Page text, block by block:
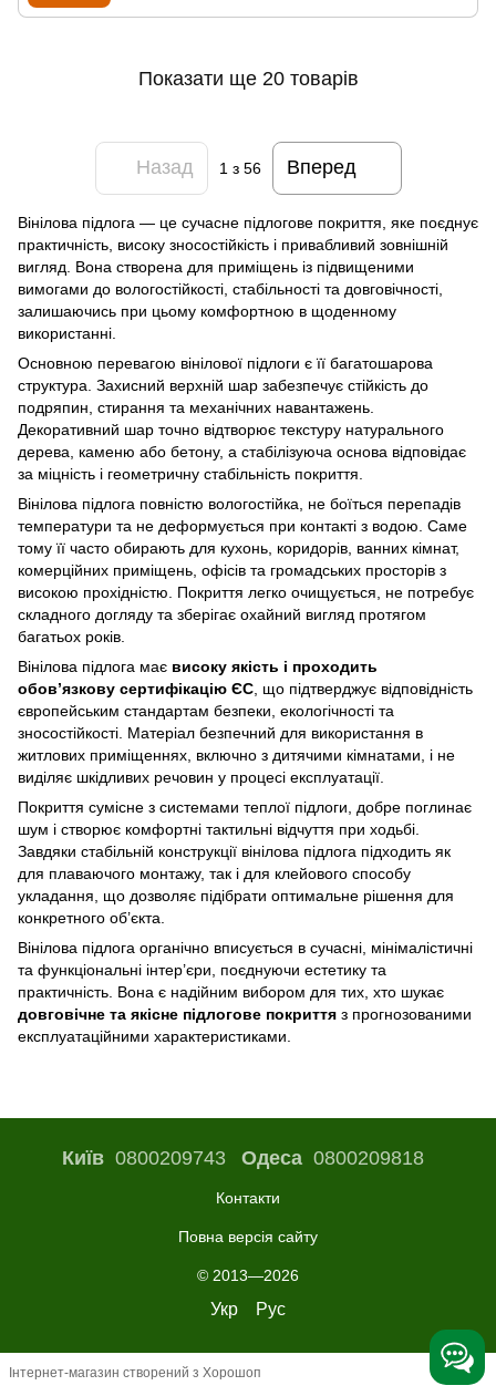
Показати ще 20 товарів
Назад 1 з 56 Вперед
Вінілова підлога — це сучасне підлогове покриття, яке поєднує
практичність, високу зносостійкість і привабливий зовнішній
вигляд. Вона створена для приміщень із підвищеними
вимогами до вологостійкості, стабільності та довговічності,
залишаючись при цьому комфортною в щоденному
використанні.
Основною перевагою вінілової підлоги є її багатошарова
структура. Захисний верхній шар забезпечує стійкість до
подряпин, стирання та механічних навантажень.
Декоративний шар точно відтворює текстуру натурального
дерева, каменю або бетону, а стабілізуюча основа відповідає
за міцність і геометричну стабільність покриття.
Вінілова підлога повністю вологостійка, не боїться перепадів
температури та не деформується при контакті з водою. Саме
тому її часто обирають для кухонь, коридорів, ванних кімнат,
комерційних приміщень, офісів та громадських просторів з
високою прохідністю. Покриття легко очищується, не потребує
складного догляду та зберігає охайний вигляд протягом
багатьох років.
Вінілова підлога має високу якість і проходить
обов’язкову сертифікацію ЄС , що підтверджує відповідність
європейським стандартам безпеки, екологічності та
зносостійкості. Матеріал безпечний для використання в
житлових приміщеннях, включно з дитячими кімнатами, і не
виділяє шкідливих речовин у процесі експлуатації.
Покриття сумісне з системами теплої підлоги, добре поглинає
шум і створює комфортні тактильні відчуття при ходьбі.
Завдяки стабільній конструкції вінілова підлога підходить як
для плаваючого монтажу, так і для клейового способу
укладання, що дозволяє підібрати оптимальне рішення для
конкретного об’єкта.
Вінілова підлога органічно вписується в сучасні, мінімалістичні
та функціональні інтер’єри, поєднуючи естетику та
практичність. Вона є надійним вибором для тих, хто шукає
довговічне та якісне підлогове покриття з прогнозованими
експлуатаційними характеристиками.
Київ0800209743 Одеса0800209818
Контакти
Повна версія сайту
© 2013—2026
Укр Рус
Інтернет-магазин створений з Хорошоп